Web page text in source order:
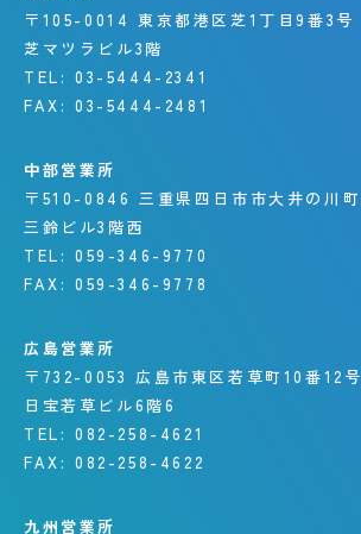
〒105-0014 東京都港区芝1丁目9番3号
芝マツラビル3階
TEL: 03-5444-2341
FAX: 03-5444-2481
中部営業所
〒510-0846 三重県四日市市大井の川町
三鈴ビル3階西
TEL: 059-346-9770
FAX: 059-346-9778
広島営業所
〒732-0053 広島市東区若草町10番12号
日宝若草ビル6階6
TEL: 082-258-4621
FAX: 082-258-4622
九州営業所